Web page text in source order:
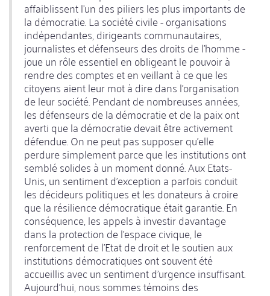
affaiblissent l'un des piliers les plus importants de
la démocratie. La société civile - organisations
indépendantes, dirigeants communautaires,
journalistes et défenseurs des droits de l'homme -
joue un rôle essentiel en obligeant le pouvoir à
rendre des comptes et en veillant à ce que les
citoyens aient leur mot à dire dans l'organisation
de leur société. Pendant de nombreuses années,
les défenseurs de la démocratie et de la paix ont
averti que la démocratie devait être activement
défendue. On ne peut pas supposer qu'elle
perdure simplement parce que les institutions ont
semblé solides à un moment donné. Aux Etats-
Unis, un sentiment d'exception a parfois conduit
les décideurs politiques et les donateurs à croire
que la résilience démocratique était garantie. En
conséquence, les appels à investir davantage
dans la protection de l'espace civique, le
renforcement de l'Etat de droit et le soutien aux
institutions démocratiques ont souvent été
accueillis avec un sentiment d'urgence insuffisant.
Aujourd'hui, nous sommes témoins des